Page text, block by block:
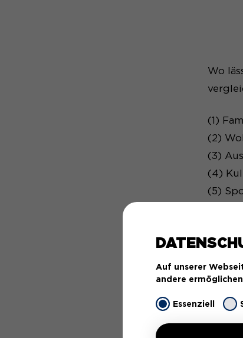
Wo
(1)
(2)
(3)
(4)
(5)
Auf unserer
andere
Essenziell